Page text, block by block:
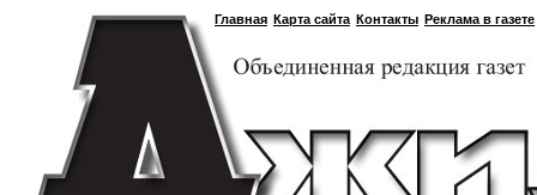
Главная Карта сайта Контакты Реклама в газете